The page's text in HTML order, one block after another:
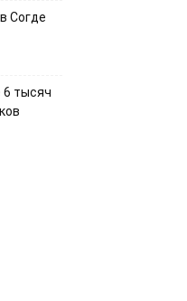
Согде
6 тысяч